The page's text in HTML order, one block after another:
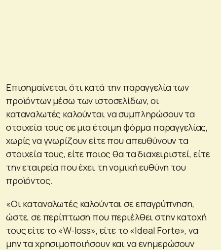
Επισημαίνεται ότι κατά την παραγγελία των
προϊόντων μέσω των ιστοσελίδων, οι
καταναλωτές καλούνται να συμπληρώσουν τα
στοιχεία τους σε μια έτοιμη φόρμα παραγγελίας,
χωρίς να γνωρίζουν είτε που απευθύνουν τα
στοιχεία τους, είτε ποιος θα τα διαχειριστεί, είτε
την εταιρεία που έχει τη νομική ευθύνη του
προϊόντος.
«Οι καταναλωτές καλούνται σε επαγρύπνηση,
ώστε, σε περίπτωση που περιέλθει στην κατοχή
τους είτε το «W-loss», είτε το «Ideal Forte», να
μην τα χρησιμοποιήσουν και να ενημερώσουν